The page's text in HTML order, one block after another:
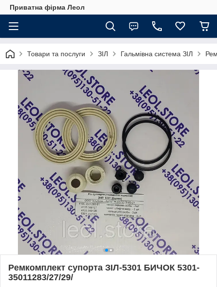
Приватна фірма Леол
Товари та послуги ЗІЛ Гальмівна система ЗІЛ
Ремкомплект супорта ЗІЛ-5301 БИЧОК 5301-
35011283/27/29/